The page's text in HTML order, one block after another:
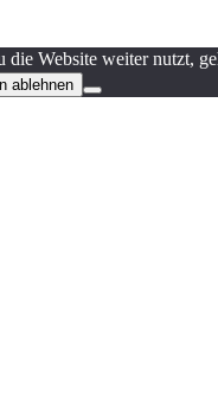
die Website weiter nutzt,
ablehnen